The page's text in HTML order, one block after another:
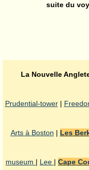
suite du
La Nouvelle
Prudential-tower|
Arts à Boston | Les
museum | Lee | Cape